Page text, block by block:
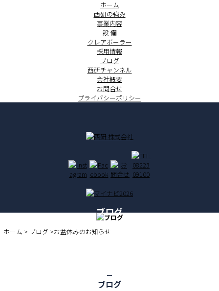
ホーム
西研の強み
事業内容
設 備
クレアボーラー
採用情報
ブログ
西研チャンネル
会社概要
お問合せ
プライバシーポリシー
ブログ
ホーム > ブログ >お盆休みのお知らせ
ブログ